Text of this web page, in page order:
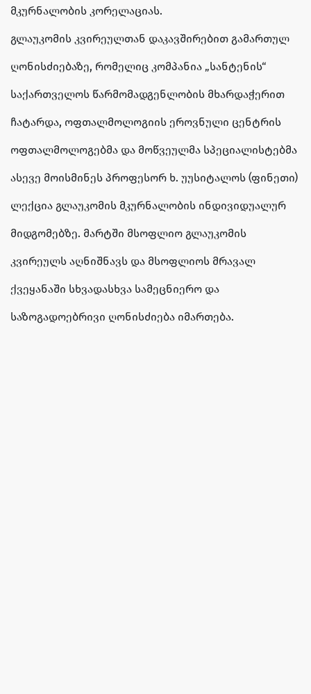
მკურნალობის კორელაციას.
გლაუკომის კვირეულთან დაკავშირებით გამართულ
ღონისძიებაზე, რომელიც კომპანია „სანტენის“
საქართველოს წარმომადგენლობის მხარდაჭერით
ჩატარდა, ოფთალმოლოგიის ეროვნული ცენტრის
ოფთალმოლოგებმა და მოწვეულმა სპეციალისტებმა
ასევე მოისმინეს პროფესორ ხ. უუსიტალოს (ფინეთი)
ლექცია გლაუკომის მკურნალობის ინდივიდუალურ
მიდგომებზე. მარტში მსოფლიო გლაუკომის
კვირეულს აღნიშნავს და მსოფლიოს მრავალ
ქვეყანაში სხვადასხვა სამეცნიერო და
საზოგადოებრივი ღონისძიება იმართება.